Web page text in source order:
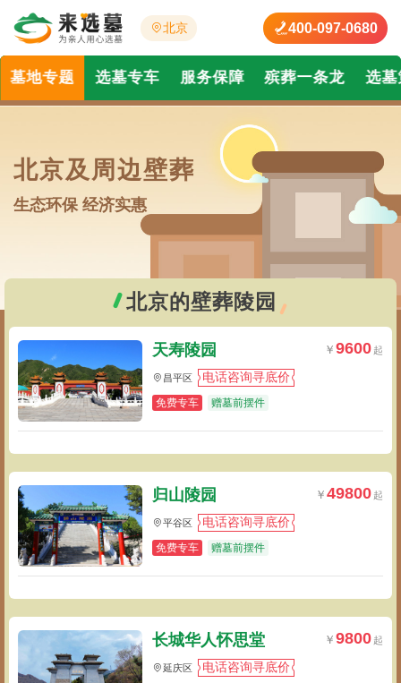
北京 400-097-0680
墓地专题 选墓专车 服务保障 殡葬一条龙 选
北京及周边壁葬
生态环保 经济实惠
北京的壁葬陵园
天寿陵园 9600
昌平区 电话咨询寻底价
免费专车 赠墓前摆件
归山陵园 49800
平谷区 电话咨询寻底价
免费专车 赠墓前摆件
长城华人怀思堂 9800
延庆区 电话咨询寻底价